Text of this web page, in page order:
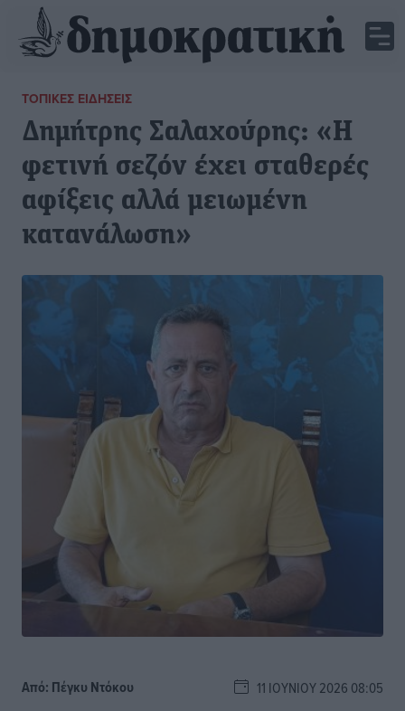
ΤΟΠΙΚΈΣ ΕΙΔΉΣΕΙΣ
Δημήτρης Σαλαχούρης: «Η
φετινή σεζόν έχει σταθερές
αφίξεις αλλά μειωμένη
κατανάλωση»
Από: Πέγκυ Ντόκου 11 ΙΟΥΝΊΟΥ 2026 08:05